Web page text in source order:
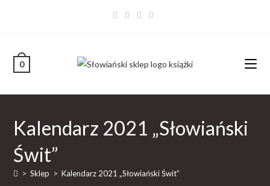
0
Kalendarz 2021 „Słowiański
Świt”
> Sklep > Kalendarz 2021 „Słowiański Świt”